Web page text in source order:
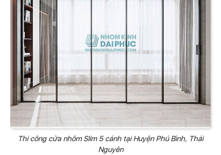
Thi công cửa nhôm Slim 5 cánh tại Huyện Phú Bình, Thái
Nguyên